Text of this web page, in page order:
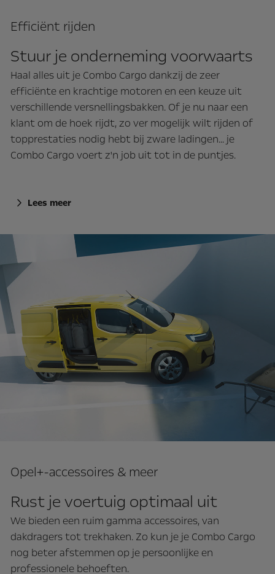
Efficiënt rijden
Stuur je onderneming voorwaarts
Haal alles uit je Combo Cargo dankzij de zeer
efficiënte en krachtige motoren en een keuze uit
verschillende versnellingsbakken. Of je nu naar een
klant om de hoek rijdt, zo ver mogelijk wilt rijden of
topprestaties nodig hebt bij zware ladingen... je
Combo Cargo voert z'n job uit tot in de puntjes.
Lees meer
Opel+-accessoires & meer
Rust je voertuig optimaal uit
We bieden een ruim gamma accessoires, van
dakdragers tot trekhaken. Zo kun je je Combo Cargo
nog beter afstemmen op je persoonlijke en
professionele behoeften.